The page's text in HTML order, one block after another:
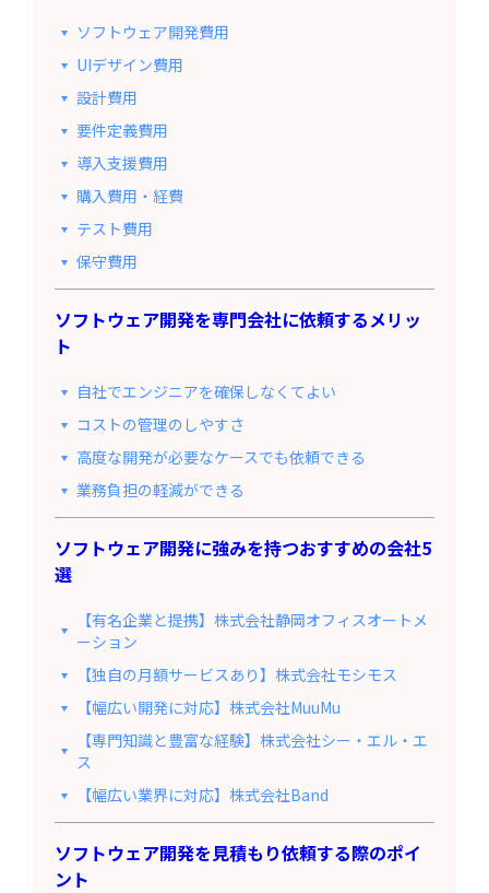
ソフトウェア開発費用
UIデザイン費用
設計費用
要件定義費用
導入支援費用
購入費用・経費
テスト費用
保守費用
ソフトウェア開発を専門会社に依頼するメリッ
ト
自社でエンジニアを確保しなくてよい
コストの管理のしやすさ
高度な開発が必要なケースでも依頼できる
業務負担の軽減ができる
ソフトウェア開発に強みを持つおすすめの会社5
選
【有名企業と提携】株式会社静岡オフィスオートメ
ーション
【独自の月額サービスあり】株式会社モシモス
【幅広い開発に対応】株式会社MuuMu
【専門知識と豊富な経験】株式会社シー・エル・エ
ス
【幅広い業界に対応】株式会社Band
ソフトウェア開発を見積もり依頼する際のポイ
ント